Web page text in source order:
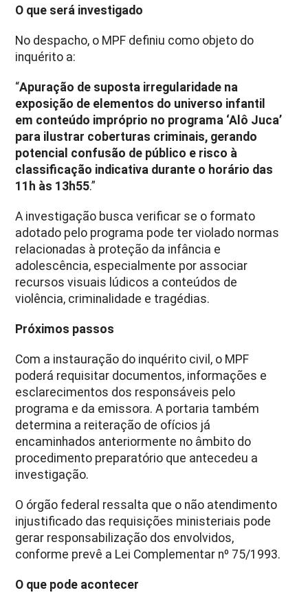
O que será investigado
No despacho, o MPF definiu como objeto do
inquérito a:
“Apuração de suposta irregularidade na
exposição de elementos do universo infantil
em conteúdo impróprio no programa ‘Alô Juca’
para ilustrar coberturas criminais, gerando
potencial confusão de público e risco à
classificação indicativa durante o horário das
11h às 13h55.”
A investigação busca verificar se o formato
adotado pelo programa pode ter violado normas
relacionadas à proteção da infância e
adolescência, especialmente por associar
recursos visuais lúdicos a conteúdos de
violência, criminalidade e tragédias.
Próximos passos
Com a instauração do inquérito civil, o MPF
poderá requisitar documentos, informações e
esclarecimentos dos responsáveis pelo
programa e da emissora. A portaria também
determina a reiteração de ofícios já
encaminhados anteriormente no âmbito do
procedimento preparatório que antecedeu a
investigação.
O órgão federal ressalta que o não atendimento
injustificado das requisições ministeriais pode
gerar responsabilização dos envolvidos,
conforme prevê a Lei Complementar nº 75/1993.
O que pode acontecer